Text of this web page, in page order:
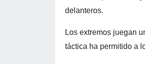
delanteros.
Los extremos juegan
táctica ha permitido a